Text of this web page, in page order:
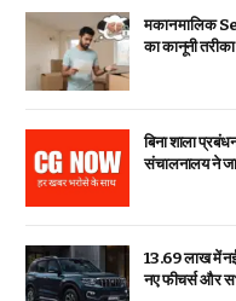
मकान मालिक
का कानूनी तरीका
बिना शाला
संचालनालय ने
₹13.69 लाख
नए फीचर्स और